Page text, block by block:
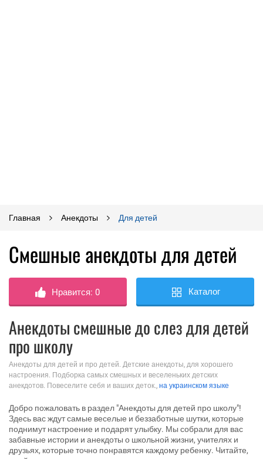
Главная Анекдоты Для детей
Смешные анекдоты для детей
Нравится:0 Каталог
Анекдоты смешные до слез для детей
про школу
Анекдоты для детей и про детей. Детские анекдоты, для хорошего
настроения. Подборка самых смешных и веселеньких детских
анекдотов. Повеселите себя и ваших деток., на украинском языке
Добро пожаловать в раздел "Анекдоты для детей про школу"!
Здесь вас ждут самые веселые и беззаботные шутки, которые
поднимут настроение и подарят улыбку. Мы собрали для вас
забавные истории и анекдоты о школьной жизни, учителях и
друзьях, которые точно понравятся каждому ребенку. Читайте,